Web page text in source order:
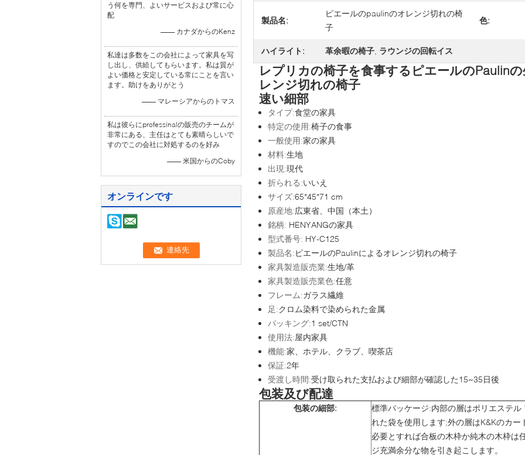
う何を専門、よいサービスおよび常に心
配
—— カナダからのKenz
私達は多数をこの会社によって家具を写
し出し、供給してもらいます。私は質が
よい価格と安定している常にことを言い
ます。助けをありがとう
—— マレーシアからのトマス
私は彼らにprofessinalの販売のチームが
非常にある、主任はとても素晴らしいで
すのでこの会社に対処するのを好み
—— 米国からのCoby
オンラインです
製品名:
ピエールのpaulinのオレンジ切れの椅
子
色:
ハイライト: 革余暇の椅子 ラウンジの回転イス
レプリカの椅子を食事するピエールのPaulin
レンジ切れの椅子
速い細部
タイプ:食堂の家具
特定の使用:椅子の食事
一般使用:家の家具
材料:生地
出現:現代
折られる:いいえ
サイズ:65*45*71 cm
原産地:広東省、中国（本土）
銘柄: HENYANGの家具
型式番号: HY-C125
製品名:ピエールのPaulinによるオレンジ切れの椅子
家具製造販売業:生地/革
家具製造販売業色:任意
フレーム:ガラス繊維
足:クロム染料で染められた金属
パッキング:1 set/CTN
使用法:屋内家具
機能:家、ホテル、クラブ、喫茶店
保証:2年
受渡し時間:受け取られた支払および細部が確認した15~35日後
包装及び配達
包装の細部:
標準パッケージ:内部の層はポリエステル
れた袋を使用します;外の層はK&Kのカー
必要とすれば合板の木枠か純木の木枠は
ジ充満余分な物を引き起こします。